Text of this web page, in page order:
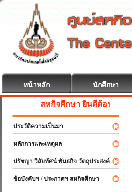
หน้าหลัก นักศึกษา
สหกิจศึกษา ยินดีต้อนรับ
ประวัติความเป็นมา
หลักการและเหตุผล
ปรัชญา วิสัยทัศน์ พันธกิจ วัตถุประสงค์
ข้อบังคับฯ / ประกาศฯ สหกิจศึกษา